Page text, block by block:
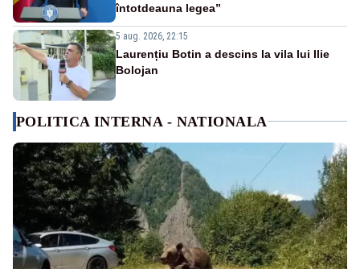
întotdeauna legea”
5 aug. 2026, 22:15
Laurențiu Botin a descins la vila lui Ilie
Bolojan
POLITICA INTERNA - NATIONALA